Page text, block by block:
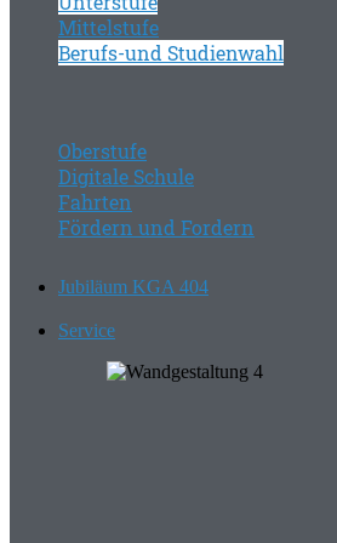
Mittelstufe
Berufs-und Studienwahl
Oberstufe
Digitale Schule
Fahrten
Fördern und Fordern
Jubiläum KGA 404
Service